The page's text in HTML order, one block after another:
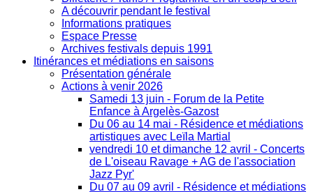
A découvrir pendant le festival
Informations pratiques
Espace Presse
Archives festivals depuis 1991
Itinérances et médiations en saisons
Présentation générale
Actions à venir 2026
Samedi 13 juin - Forum de la Petite
Enfance à Argelès-Gazost
Du 06 au 14 mai - Résidence et médiations
artistiques avec Leïla Martial
vendredi 10 et dimanche 12 avril - Concerts
de L'oiseau Ravage + AG de l'association
Jazz Pyr'
Du 07 au 09 avril - Résidence et médiations